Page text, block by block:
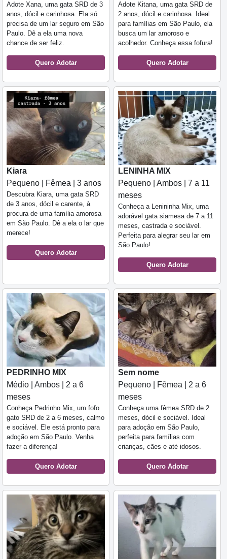
Adote Xana, uma gata SRD de 3
anos, dócil e carinhosa. Ela só
precisa de um lar seguro em São
Paulo. Dê a ela uma nova
chance de ser feliz.
Quero Adotar
Adote Kitana, uma gata SRD de
2 anos, dócil e carinhosa. Ideal
para famílias em São Paulo, ela
busca um lar amoroso e
acolhedor. Conheça essa fofura!
Quero Adotar
Kiara
Pequeno | Fêmea | 3 anos
Descubra Kiara, uma gata SRD
de 3 anos, dócil e carente, à
procura de uma família amorosa
em São Paulo. Dê a ela o lar que
merece!
Quero Adotar
LENINHA MIX
Pequeno | Ambos | 7 a 11
meses
Conheça a Lenininha Mix, uma
adorável gata siamesa de 7 a 11
meses, castrada e sociável.
Perfeita para alegrar seu lar em
São Paulo!
Quero Adotar
PEDRINHO MIX
Médio | Ambos | 2 a 6
meses
Conheça Pedrinho Mix, um fofo
gato SRD de 2 a 6 meses, calmo
e sociável. Ele está pronto para
adoção em São Paulo. Venha
fazer a diferença!
Quero Adotar
Sem nome
Pequeno | Fêmea | 2 a 6
meses
Conheça uma fêmea SRD de 2
meses, dócil e sociável. Ideal
para adoção em São Paulo,
perfeita para famílias com
crianças, cães e até idosos.
Quero Adotar